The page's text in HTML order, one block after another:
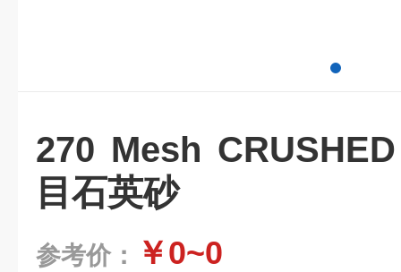
270 Mesh
目石英砂
参考价： ￥0~0